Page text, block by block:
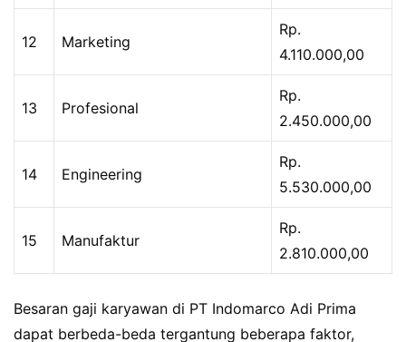
12 Marketing
Rp.
4.110.000,00
13 Profesional
Rp.
2.450.000,00
14 Engineering
Rp.
5.530.000,00
15 Manufaktur
Rp.
2.810.000,00
Besaran gaji karyawan di PT Indomarco Adi Prima
dapat berbeda-beda tergantung beberapa faktor,